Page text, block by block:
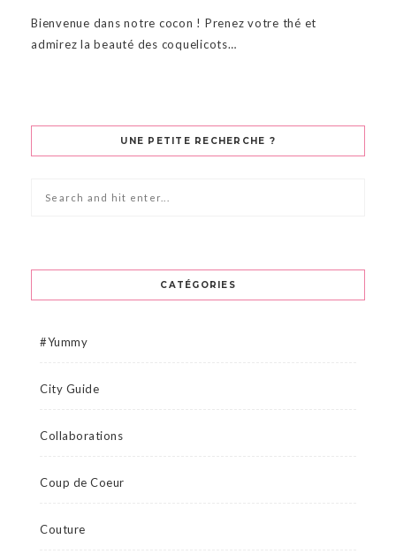
Bienvenue dans notre cocon ! Prenez votre thé et
admirez la beauté des coquelicots…
UNE PETITE RECHERCHE ?
CATÉGORIES
#Yummy
City Guide
Collaborations
Coup de Coeur
Couture